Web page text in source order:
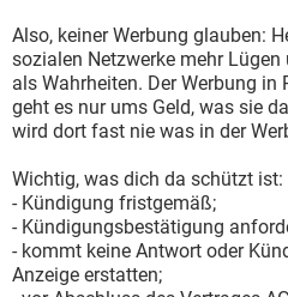
Also, keiner Werbung glauben:
sozialen Netzwerke mehr
als Wahrheiten. Der Werbung in
geht es nur ums Geld, was sie
wird dort fast nie was in der
Wichtig, was dich da schützt ist:
- Kündigung fristgemäß;
- Kündigungsbestätigung
- kommt keine Antwort oder
Anzeige erstatten;